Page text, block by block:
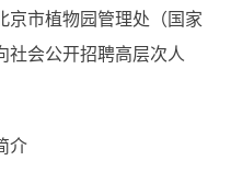
京市植物园管理处（国家
社会公开招聘高层次人
介